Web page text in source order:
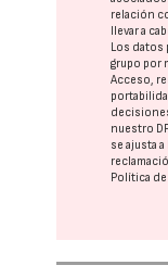
relación
llevar a
Los datos
grupo por
Acceso,
nuestro
se ajusta
Política